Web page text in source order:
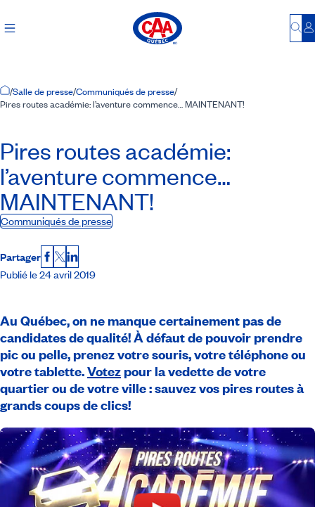
Accueil
/Salle de presse/Communiqués de presse/
Pires routes académie: l’aventure commence… MAINTENANT!
Pires routes académie:
l’aventure commence…
MAINTENANT!
Communiqués de presse
Partager Facebook
X LinkedIn
Publié le 24 avril 2019
Au Québec, on ne manque certainement pas de
candidates de qualité! À défaut de pouvoir prendre
pic ou pelle, prenez votre souris, votre téléphone ou
votre tablette.Votez pour la vedette de votre
quartier ou de votre ville : sauvez vos pires routes à
grands coups de clics!